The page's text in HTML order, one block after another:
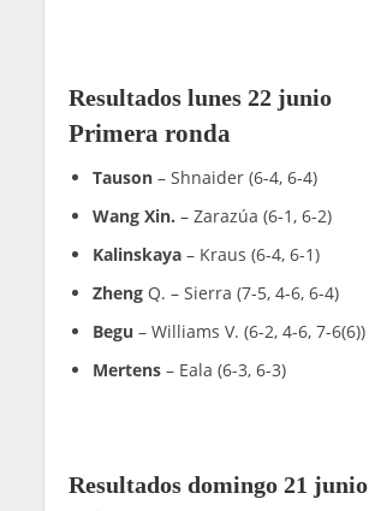
Resultados lunes 22 junio
Primera ronda
Tauson– Shnaider (6-4, 6-4)
Wang Xin. – Zarazúa (6-1, 6-2)
Kalinskaya– Kraus (6-4, 6-1)
ZhengQ. – Sierra (7-5, 4-6, 6-4)
Begu – Williams V. (6-2, 4-6, 7-6(6))
Mertens– Eala (6-3, 6-3)
Resultados domingo 21 junio